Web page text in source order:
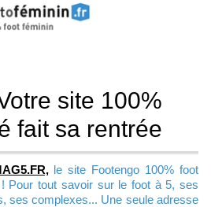
site 100%
fait sa rentrée
le site Footengo 100% foot
Pour tout savoir sur le foot à 5, ses
ses complexes... Une seule adresse